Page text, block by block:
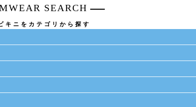
SEARCH
キニをカテゴリから探す